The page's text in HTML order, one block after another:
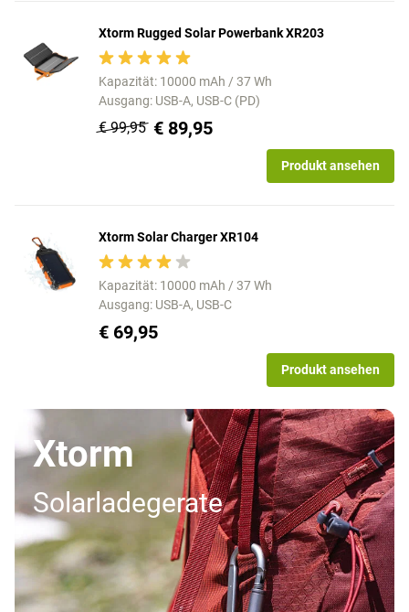
Xtorm Rugged Solar Powerbank XR203
Kapazität: 10000 mAh / 37 Wh
Ausgang: USB-A, USB-C (PD)
€ 99,95 € 89,95
Produkt ansehen
Xtorm Solar Charger XR104
Kapazität: 10000 mAh / 37 Wh
Ausgang: USB-A, USB-C
€ 69,95
Produkt ansehen
Xtorm
Solarladegerate